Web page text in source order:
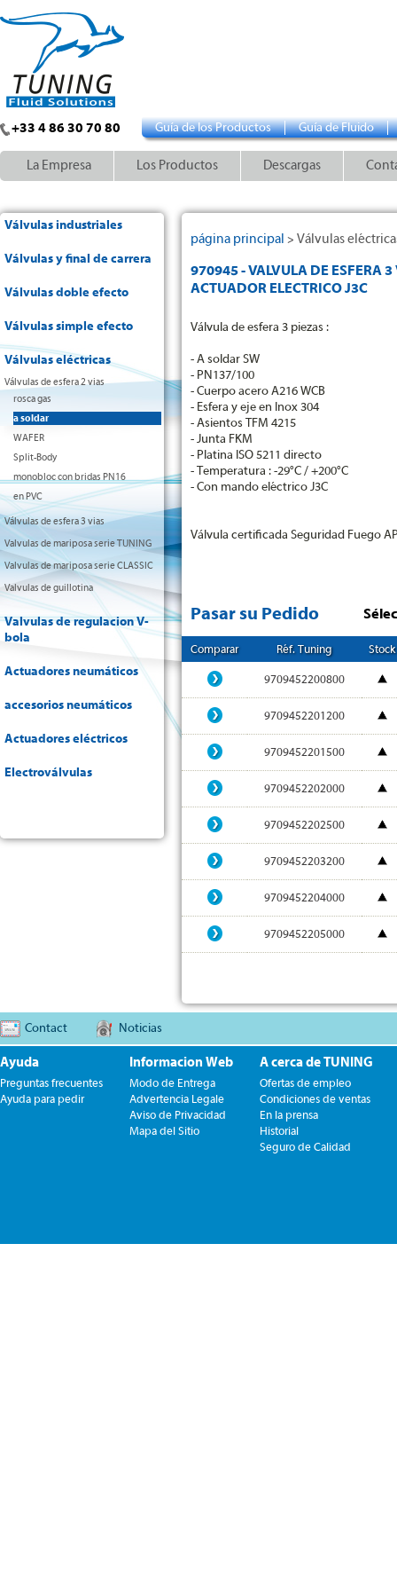
+33 4 86 30 70 80 Guía de los Productos Guía de Fluido
La Empresa Los Productos Descargas
Válvulas industriales
Válvulas y final de carrera
Válvulas doble efecto
Válvulas simple efecto
Válvulas eléctricas
Válvulas de esfera 2 vias
rosca gas
a soldar
WAFER
Split-Body
monobloc con bridas PN16
en PVC
Válvulas de esfera 3 vias
Valvulas de mariposa serie TUNING
Valvulas de mariposa serie CLASSIC
Valvulas de guillotina
Valvulas de regulacion V-
bola
Actuadores neumáticos
accesorios neumáticos
Actuadores eléctricos
Electroválvulas
página principal > Válvulas
970945 - VALVULA DE ESFERA
ACTUADOR ELECTRICO J3C
Válvula de esfera 3 piezas :
- A soldar SW
- PN137/100
- Cuerpo acero A216 WCB
- Esfera y eje en Inox 304
- Asientos TFM 4215
- Junta FKM
- Platina ISO 5211 directo
- Temperatura : -29°C / +200°C
- Con mando eléctrico J3C
Válvula certificada Seguridad Fuego
Pasar su Pedido
Comparar Réf. Tuning Stock
9709452200800
9709452201200
9709452201500
9709452202000
9709452202500
9709452203200
9709452204000
9709452205000
Contact Noticias
Ayuda
Preguntas frecuentes
Ayuda para pedir
Informacion Web
Modo de Entrega
Advertencia Legale
Aviso de Privacidad
Mapa del Sitio
A cerca de TUNING
Ofertas de empleo
Condiciones de ventas
En la prensa
Historial
Seguro de Calidad